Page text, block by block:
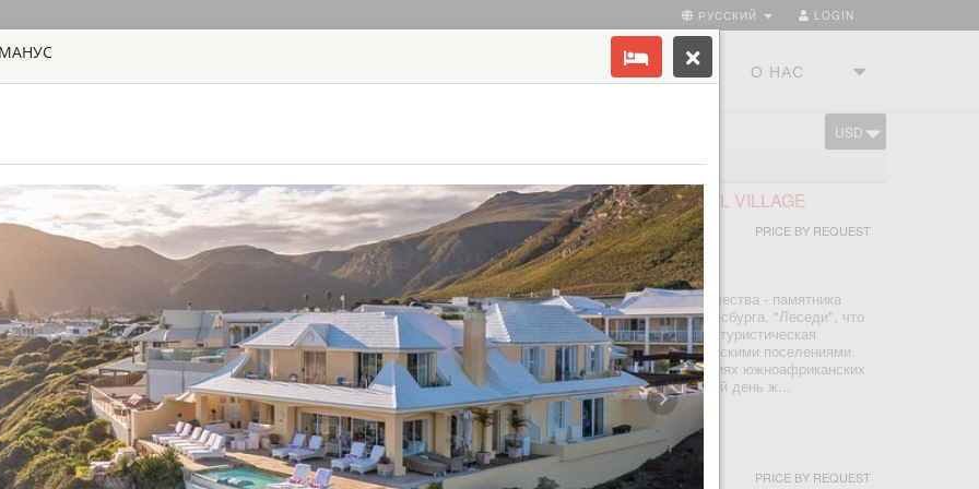
LOGIN
РУССКИЙ
ТУРСТУДИЯ О НАС
USD
ЮАР
AHA LESEDI AFRICAN LODGE & CULTURAL VILLAGE
PRICE BY REQUEST
ЮАР - ЙОХАННЕСБУРГ
Aha Lesedi находится недалеко от Колыбели человечества - памятника
Всемирного наследия ЮНЕСКО, к северу от Йоханнесбурга. "Леседи", что
переводится как "свет", был основан в 1995 году как туристическая
достопримечательность с настоящими южноафриканскими поселениями.
Здесь вы из первых рук узнаете о культуре и традициях южноафриканских
народов: зулу, ксоса, басуто, педи и ндебеле и по сей день ж...
AQUILA SAFARI & SPA
PRICE BY REQUEST